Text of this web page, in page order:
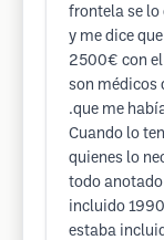
frontela se lo
y me dice
2500€ con el
son médicos
.que me
Cuando lo
quienes lo
todo
incluido
estaba